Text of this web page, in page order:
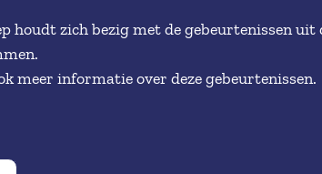
houdt zich bezig met de gebeurtenissen
meer informatie over deze gebeurtenissen.